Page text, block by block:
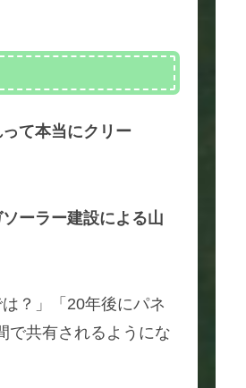
て本当にクリー
ーラー建設による山
？」「20年後にパネ
で共有されるようにな